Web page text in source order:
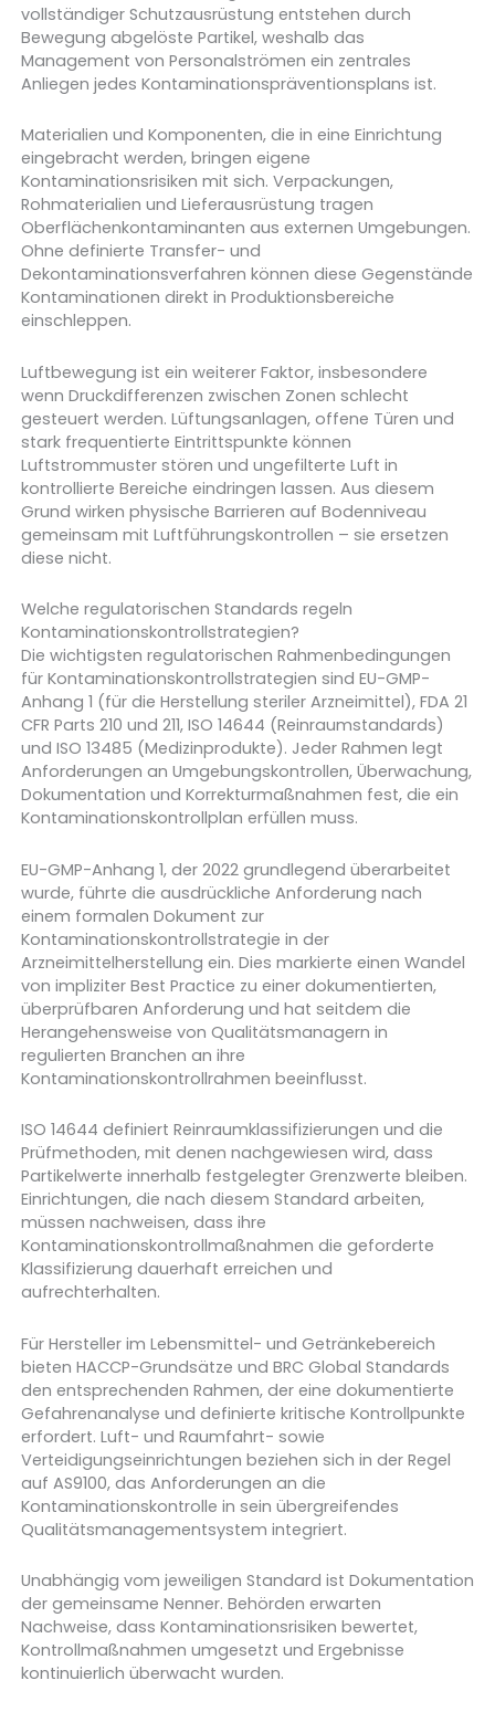
vollständiger Schutzausrüstung entstehen durch
Bewegung abgelöste Partikel, weshalb das
Management von Personalströmen ein zentrales
Anliegen jedes Kontaminationspräventionsplans ist.
Materialien und Komponenten, die in eine Einrichtung
eingebracht werden, bringen eigene
Kontaminationsrisiken mit sich. Verpackungen,
Rohmaterialien und Lieferausrüstung tragen
Oberflächenkontaminanten aus externen Umgebungen.
Ohne definierte Transfer- und
Dekontaminationsverfahren können diese Gegenstände
Kontaminationen direkt in Produktionsbereiche
einschleppen.
Luftbewegung ist ein weiterer Faktor, insbesondere
wenn Druckdifferenzen zwischen Zonen schlecht
gesteuert werden. Lüftungsanlagen, offene Türen und
stark frequentierte Eintrittspunkte können
Luftstrommuster stören und ungefilterte Luft in
kontrollierte Bereiche eindringen lassen. Aus diesem
Grund wirken physische Barrieren auf Bodenniveau
gemeinsam mit Luftführungskontrollen – sie ersetzen
diese nicht.
Welche regulatorischen Standards regeln
Kontaminationskontrollstrategien?
Die wichtigsten regulatorischen Rahmenbedingungen
für Kontaminationskontrollstrategien sind EU-GMP-
Anhang 1 (für die Herstellung steriler Arzneimittel), FDA 21
CFR Parts 210 und 211, ISO 14644 (Reinraumstandards)
und ISO 13485 (Medizinprodukte). Jeder Rahmen legt
Anforderungen an Umgebungskontrollen, Überwachung,
Dokumentation und Korrekturmaßnahmen fest, die ein
Kontaminationskontrollplan erfüllen muss.
EU-GMP-Anhang 1, der 2022 grundlegend überarbeitet
wurde, führte die ausdrückliche Anforderung nach
einem formalen Dokument zur
Kontaminationskontrollstrategie in der
Arzneimittelherstellung ein. Dies markierte einen Wandel
von impliziter Best Practice zu einer dokumentierten,
überprüfbaren Anforderung und hat seitdem die
Herangehensweise von Qualitätsmanagern in
regulierten Branchen an ihre
Kontaminationskontrollrahmen beeinflusst.
ISO 14644 definiert Reinraumklassifizierungen und die
Prüfmethoden, mit denen nachgewiesen wird, dass
Partikelwerte innerhalb festgelegter Grenzwerte bleiben.
Einrichtungen, die nach diesem Standard arbeiten,
müssen nachweisen, dass ihre
Kontaminationskontrollmaßnahmen die geforderte
Klassifizierung dauerhaft erreichen und
aufrechterhalten.
Für Hersteller im Lebensmittel- und Getränkebereich
bieten HACCP-Grundsätze und BRC Global Standards
den entsprechenden Rahmen, der eine dokumentierte
Gefahrenanalyse und definierte kritische Kontrollpunkte
erfordert. Luft- und Raumfahrt- sowie
Verteidigungseinrichtungen beziehen sich in der Regel
auf AS9100, das Anforderungen an die
Kontaminationskontrolle in sein übergreifendes
Qualitätsmanagementsystem integriert.
Unabhängig vom jeweiligen Standard ist Dokumentation
der gemeinsame Nenner. Behörden erwarten
Nachweise, dass Kontaminationsrisiken bewertet,
Kontrollmaßnahmen umgesetzt und Ergebnisse
kontinuierlich überwacht wurden.